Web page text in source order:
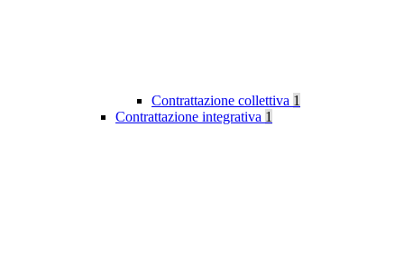
Contrattazione collettiva 1
Contrattazione integrativa 1